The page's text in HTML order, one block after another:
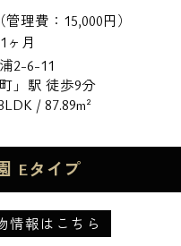
管理費： 15,000円）
1ヶ月
2-6-11
」駅 徒歩9分
/ 87.89m²
Eタイプ
情報はこちら